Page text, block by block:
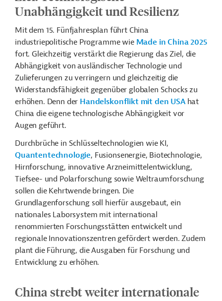
Unabhängigkeit und Resilienz
Mit dem 15. Fünfjahresplan führt China
industriepolitische Programme wie Made in China 2025
fort. Gleichzeitig verstärkt die Regierung das Ziel, die
Abhängigkeit von ausländischer Technologie und
Zulieferungen zu verringern und gleichzeitig die
Widerstandsfähigkeit gegenüber globalen Schocks zu
erhöhen. Denn der Handelskonflikt mit den USAhat
China die eigene technologische Abhängigkeit vor
Augen geführt.
Durchbrüche in Schlüsseltechnologien wie KI,
Quantentechnologie, Fusionsenergie, Biotechnologie,
Hirnforschung, innovative Arzneimittelentwicklung,
Tiefsee- und Polarforschung sowie Weltraumforschung
sollen die Kehrtwende bringen. Die
Grundlagenforschung soll hierfür ausgebaut, ein
nationales Laborsystem mit international
renommierten Forschungsstätten entwickelt und
regionale Innovationszentren gefördert werden. Zudem
plant die Führung, die Ausgaben für Forschung und
Entwicklung zu erhöhen.
China strebt weiter internationale